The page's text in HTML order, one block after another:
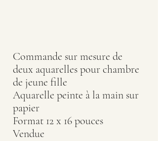
Commande sur mesure de
deux aquarelles pour chambre
de jeune fille
Aquarelle peinte à la main sur
papier
Format 12 x 16 pouces
Vendue